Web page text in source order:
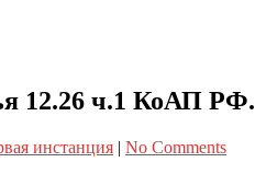
12.26 ч.1 КоАП РФ.
инстанция | No Comments